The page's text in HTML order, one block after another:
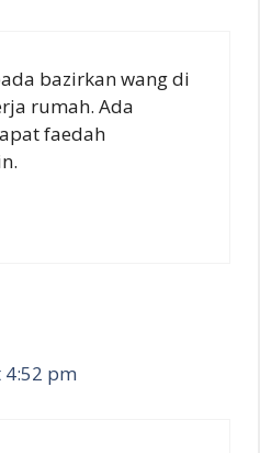
bazirkan wang di
rumah. Ada
faedah
4:52 pm